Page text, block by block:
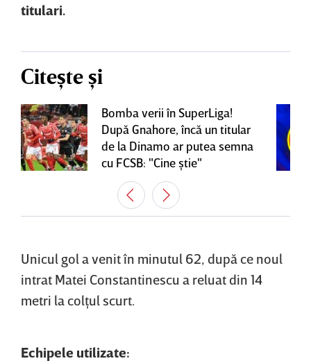
titulari.
Citește și
Bomba verii în SuperLiga!
După Gnahore, încă un titular
de la Dinamo ar putea semna
cu FCSB: "Cine ştie"
Unicul gol a venit în minutul 62, după ce noul
intrat Matei Constantinescu a reluat din 14
metri la colţul scurt.
Echipele utilizate: